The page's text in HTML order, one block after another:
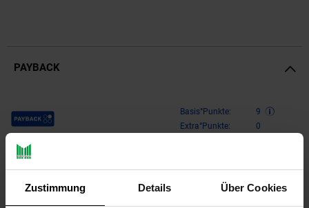
Zustimmung Details Über Cookies
PAYBACK
Payback Punkte Basis°Punkte:
9
Extra°Punkte:
0